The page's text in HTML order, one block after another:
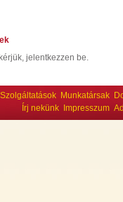
jelentkezzen be.
Szolgáltatások Munkatársak
Írj nekünk
Impresszum